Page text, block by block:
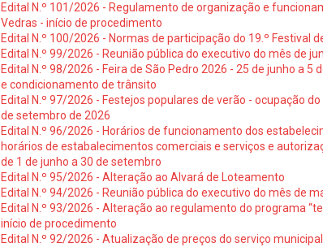
Edital N.º 101/2026 - Regulamento de organização e
Vedras - início de procedimento
Edital N.º 100/2026 - Normas de participação do 19.º Festival
Edital N.º 99/2026 - Reunião pública do executivo do mês de
Edital N.º 98/2026 - Feira de São Pedro 2026 - 25 de junho a
e condicionamento de trânsito
Edital N.º 97/2026 - Festejos populares de verão - ocupação
de setembro de 2026
Edital N.º 96/2026 - Horários de funcionamento dos
horários de estabalecimentos comerciais e serviços e
de 1 de junho a 30 de setembro
Edital N.º 95/2026 - Alteração ao Alvará de Loteamento
Edital N.º 94/2026 - Reunião pública do executivo do mês de
Edital N.º 93/2026 - Alteração ao regulamento do programa
início de procedimento
Edital N.º 92/2026 - Atualização de preços do serviço